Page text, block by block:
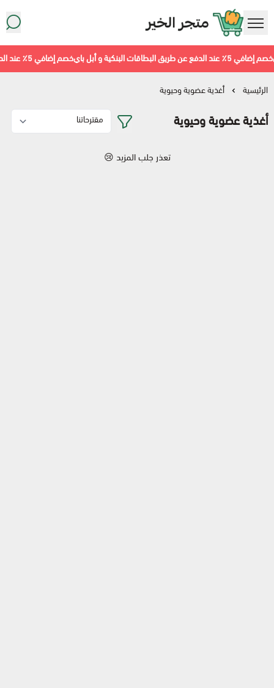
متجر معاينة سوبرماركت
الدفع عن طريق البطاقات البنكية و أبل باي خصم إضافي 5٪ عند الدفع عن طريق البطاقات البنكية و أبل باي
الرئيسية أغذية عضوية وحيوية
أغذية عضوية وحيوية
تعذر جلب المزيد 😢